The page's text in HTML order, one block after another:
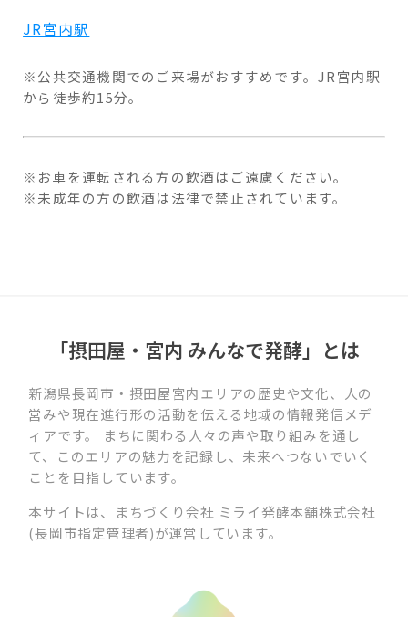
JR宮内駅
※公共交通機関でのご来場がおすすめです。JR宮内駅
から徒歩約15分。
※お車を運転される方の飲酒はご遠慮ください。
※未成年の方の飲酒は法律で禁止されています。
「摂田屋・宮内 みんなで発酵」とは
新潟県長岡市・摂田屋宮内エリアの歴史や文化、人の
営みや現在進行形の活動を伝える地域の情報発信メデ
ィアです。 まちに関わる人々の声や取り組みを通し
て、このエリアの魅力を記録し、未来へつないでいく
ことを目指しています。
本サイトは、まちづくり会社 ミライ発酵本舗株式会社
(長岡市指定管理者)が運営しています。